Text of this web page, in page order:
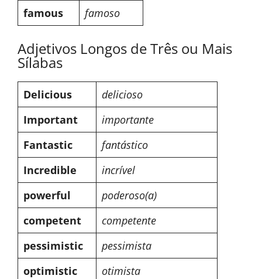
famous
famoso
Adjetivos Longos de Três ou Mais
Sílabas
Delicious
delicioso
Important
importante
Fantastic
fantástico
Incredible
incrível
powerful
poderoso(a)
competent
competente
pessimistic
pessimista
optimistic
otimista